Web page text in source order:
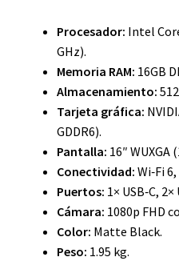
Procesador: Intel
GHz).
Memoria RAM: 16GB
Almacenamiento:
Tarjeta gráfica:
GDDR6).
Pantalla: 16″
Conectividad: Wi‑Fi
Puertos: 1× USB‑C,
Cámara: 1080p FHD
Color: Matte Black.
Peso: 1.95 kg.